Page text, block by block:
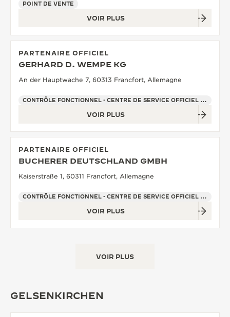
POINT DE VENTE
VOIR PLUS
PARTENAIRE OFFICIEL
GERHARD D. WEMPE KG
An der Hauptwache 7, 60313 Francfort, Allemagne
CONTRÔLE FONCTIONNEL - CENTRE DE SERVICE OFFICIEL - POINT DE VENTE
VOIR PLUS
PARTENAIRE OFFICIEL
BUCHERER DEUTSCHLAND GMBH
Kaiserstraße 1, 60311 Francfort, Allemagne
CONTRÔLE FONCTIONNEL - CENTRE DE SERVICE OFFICIEL - POINT DE VENTE
VOIR PLUS
VOIR PLUS
GELSENKIRCHEN